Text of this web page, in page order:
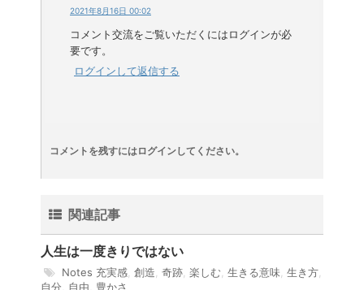
2021年8月16日 00:02
コメント交流をご覧いただくにはログインが必
要です。
ログインして返信する
コメントを残すにはログインしてください。
関連記事
人生は一度きりではない
Notes 充実感 創造 奇跡 楽しむ 生きる意味 生き方
自分
自由 豊かさ